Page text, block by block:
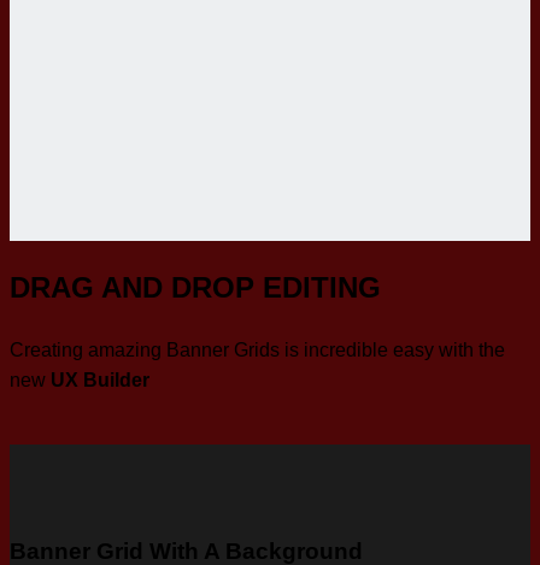
DRAG AND DROP EDITING
Creating amazing Banner Grids is incredible easy with the
new UX Builder
Banner Grid With A Background